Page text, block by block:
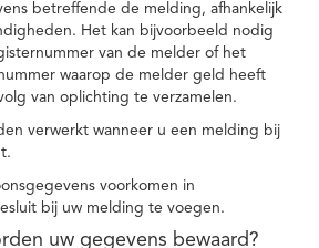
betreffende de melding, afhankelijk
Het kan bijvoorbeeld nodig
van de melder of het
waarop de melder geld heeft
van oplichting te verzamelen.
verwerkt wanneer u een melding bij
voorkomen in
bij uw melding te voegen.
uw gegevens bewaard?